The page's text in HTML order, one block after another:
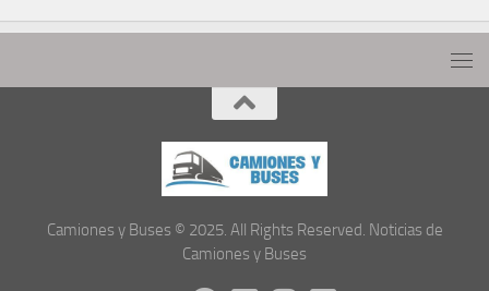
Camiones y Buses © 2025. All Rights Reserved. Noticias de
Camiones y Buses